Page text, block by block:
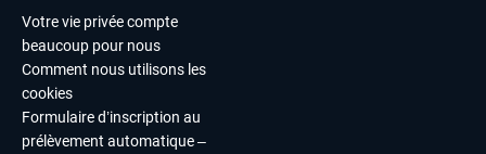
Votre vie privée compte
beaucoup pour nous
Comment nous utilisons les
cookies
Formulaire d’inscription au
prélèvement automatique –